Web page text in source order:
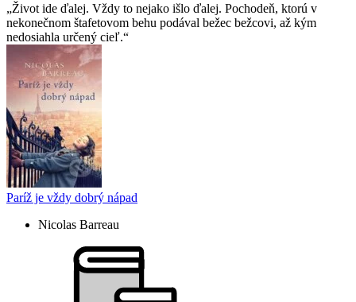
Život ide ďalej. Vždy to nejako išlo ďalej. Pochodeň, ktorú v
nekonečnom štafetovom behu podával bežec bežcovi, až kým
nedosiahla určený cieľ.
Paríž je vždy dobrý nápad
Nicolas Barreau